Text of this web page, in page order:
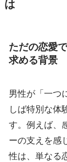
は
ただの恋愛
求める背景
男性が「一つ
しば特別な体
す。例えば、
ーの支えを感
性は、単なる